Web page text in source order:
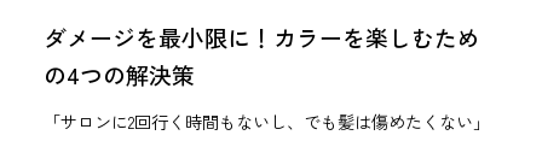
ダメージを最小限に！カラーを楽しむため
の4つの解決策
「サロンに2回行く時間もないし、でも髪は傷めたくない」